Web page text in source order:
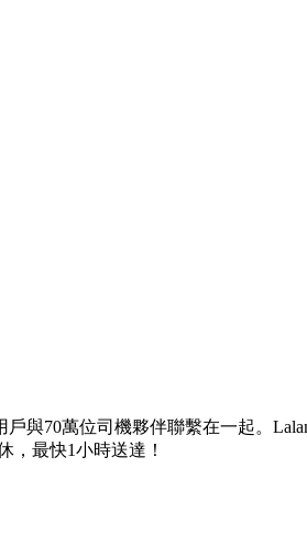
與70萬位司機夥伴聯繫在一起。
，最快1小時送達！